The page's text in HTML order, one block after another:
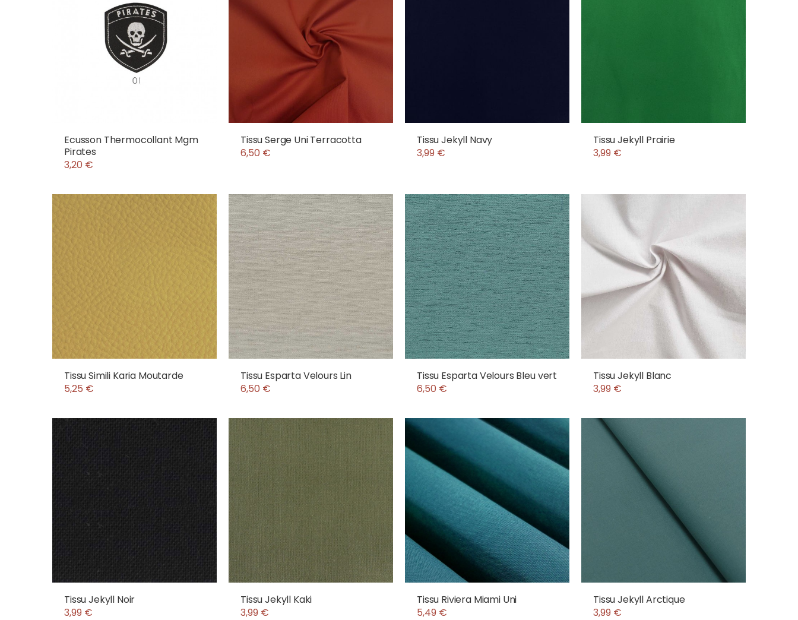
Ecusson Thermocollant Mgm
Pirates
3,20 €
Tissu Serge Uni Terracotta
6,50 €
Tissu Jekyll Navy
3,99 €
Tissu Jekyll Prairie
3,99 €
Tissu Simili Karia Moutarde
5,25 €
Tissu Esparta Velours Lin
6,50 €
Tissu Esparta Velours Bleu vert
6,50 €
Tissu Jekyll Blanc
3,99 €
Tissu Jekyll Noir
3,99 €
Tissu Jekyll Kaki
3,99 €
Tissu Riviera Miami Uni
5,49 €
Tissu Jekyll Arctique
3,99 €